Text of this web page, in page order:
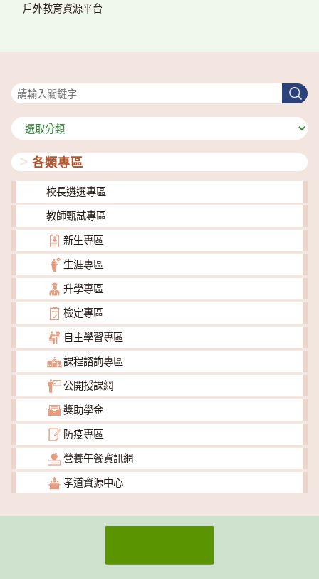
戶外教育資源平台
搜
尋
分
類
各類專區
校長遴選專區
教師甄試專區
新生專區
生涯專區
升學專區
檢定專區
自主學習專區
課程諮詢專區
公開授課網
獎助學金
防疫專區
營養午餐資訊網
孝道資源中心